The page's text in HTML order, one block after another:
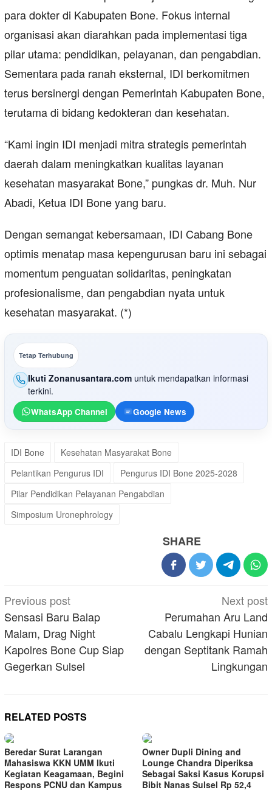
para dokter di Kabupaten Bone. Fokus internal
organisasi akan diarahkan pada implementasi tiga
pilar utama: pendidikan, pelayanan, dan pengabdian.
Sementara pada ranah eksternal, IDI berkomitmen
terus bersinergi dengan Pemerintah Kabupaten Bone,
terutama di bidang kedokteran dan kesehatan.
“Kami ingin IDI menjadi mitra strategis pemerintah
daerah dalam meningkatkan kualitas layanan
kesehatan masyarakat Bone,” pungkas dr. Muh. Nur
Abadi, Ketua IDI Bone yang baru.
Dengan semangat kebersamaan, IDI Cabang Bone
optimis menatap masa kepengurusan baru ini sebagai
momentum penguatan solidaritas, peningkatan
profesionalisme, dan pengabdian nyata untuk
kesehatan masyarakat. (*)
Tetap Terhubung
Ikuti Zonanusantara.com untuk mendapatkan informasi
terkini.
WhatsApp Channel Google News
IDI Bone
Kesehatan Masyarakat Bone
Pelantikan Pengurus IDI
Pengurus IDI Bone 2025-2028
Pilar Pendidikan Pelayanan Pengabdian
Simposium Uronephrology
SHARE
Post
navigation
Previous post
Sensasi Baru Balap
Malam, Drag Night
Kapolres Bone Cup Siap
Gegerkan Sulsel
Next post
Perumahan Aru Land
Cabalu Lengkapi Hunian
dengan Septitank Ramah
Lingkungan
RELATED POSTS
Beredar Surat Larangan
Mahasiswa KKN UMM Ikuti
Kegiatan Keagamaan, Begini
Respons PCNU dan Kampus
Owner Dupli Dining and
Lounge Chandra Diperiksa
Sebagai Saksi Kasus Korupsi
Bibit Nanas Sulsel Rp 52,4